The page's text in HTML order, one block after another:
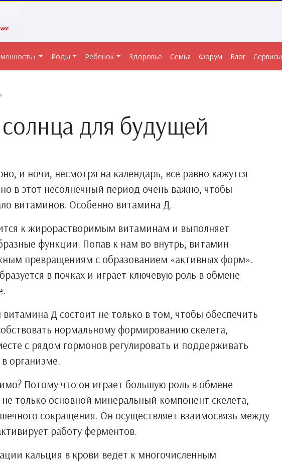
Роды Ребенок Здоровье Семья Форум Блог Сервисы
для будущей
и ночи, несмотря на календарь, все равно кажутся
в этот несолнечный период очень важно, чтобы
витаминов. Особенно витамина Д.
к жирорастворимым витаминам и выполняет
функции. Попав к нам во внутрь, витамин
превращениям с образованием «активных форм».
в почках и играет ключевую роль в обмене
Д состоит не только в том, чтобы обеспечить
нормальному формированию скелета,
с рядом гормонов регулировать и поддерживать
организме.
Потому что он играет большую роль в обмене
только основной минеральный компонент скелета,
сокращения. Он осуществляет взаимосвязь между
работу ферментов.
кальция в крови ведет к многочисленным